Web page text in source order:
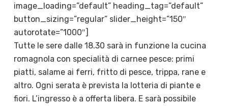
image_loading=”default” heading_tag=”default”
button_sizing=”regular” slider_height=”150″
autorotate=”1000″]
Tutte le sere dalle 18.30 sarà in funzione la cucina
romagnola con specialità di carnee pesce: primi
piatti, salame ai ferri, fritto di pesce, trippa, rane e
altro. Ogni serata è prevista la lotteria di piante e
fiori. L’ingresso è a offerta libera. E sarà possibile